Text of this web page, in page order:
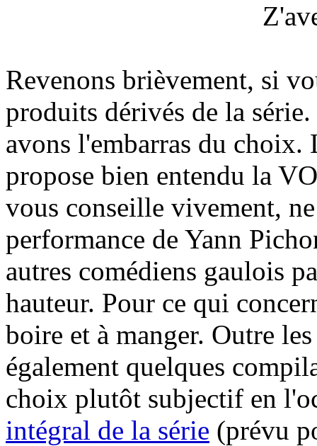
Revenons brièvement, si
produits dérivés de la
avons l'embarras du
propose bien entendu la
vous conseille vivement,
performance de Yann
autres comédiens gaulois
hauteur. Pour ce qui
boire et à manger. Outre
également quelques
choix plutôt subjectif en
intégral de la série (prévu